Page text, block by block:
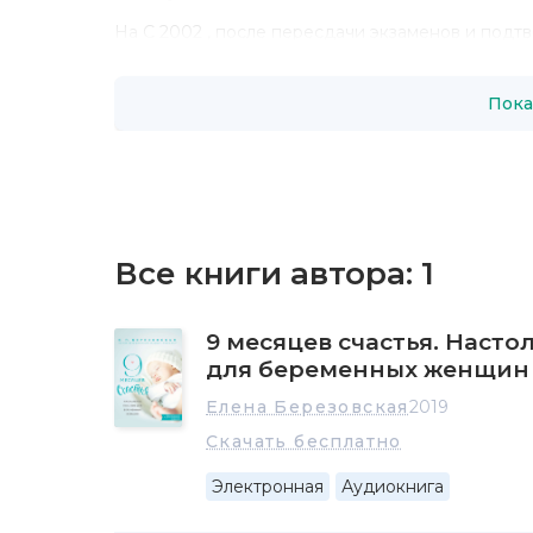
За этот период координировала и принимала
Березовская была членом Research Ethic
Принимала участие в улучшении больничной
1000 диагностических кодов по
с детской больницей (The Hospital for Sick
В 2006–2007 гг. Елена Петровна была членом
Project, с 2009 г. — в составе BORN-Ontario)
хирургического отделения региональной
также принимала участие в создании и
Все книги автора: 1
9 месяцев счастья.
для беременных женщин
Елена Березовская2019
Скачать бесплатно
Электронная Аудиокнига